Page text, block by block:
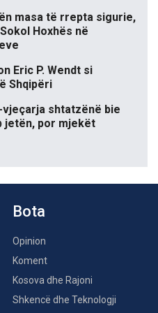
masa të rrepta sigurie,
Hoxhës në
Eric P. Wendt si
Shqipëri
shtatzënë bie
jetën, por mjekët
Bota
Opinion
Koment
Kosova dhe Rajoni
Shkencë dhe Teknologji